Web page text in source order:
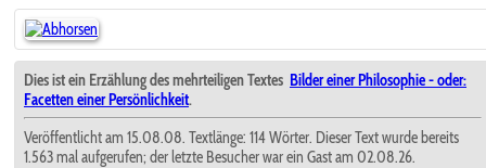
Dies ist ein Erzählung des mehrteiligen Textes Bilder einer Philosophie - oder:
Facetten einer Persönlichkeit.
Veröffentlicht am 15.08.08. Textlänge: 114 Wörter. Dieser Text wurde bereits
1.563 mal aufgerufen; der letzte Besucher war ein Gast am 02.08.26.